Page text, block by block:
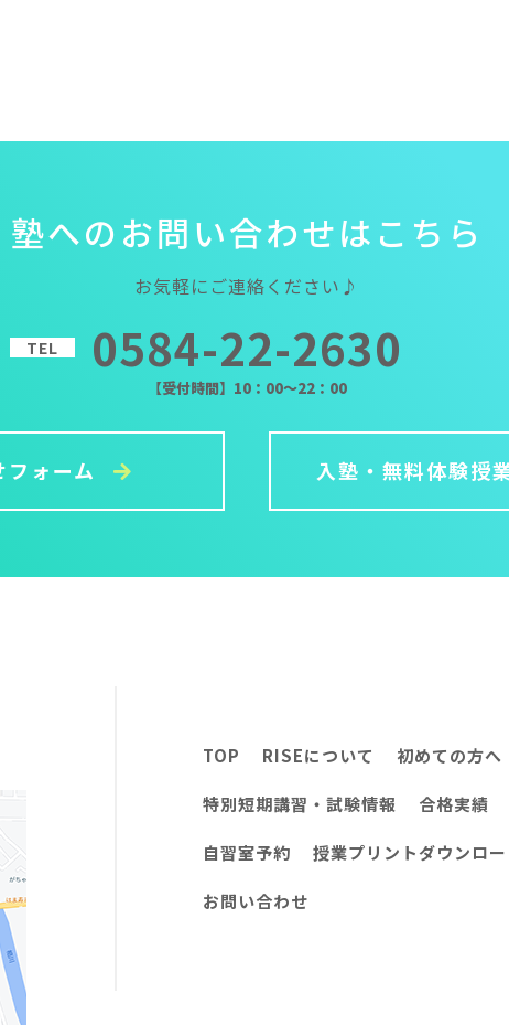
塾へのお問い合わせは こ ち ら
お気軽にご連絡ください♪
TEL 0584-22-2630
【受付時間】10：00～22：00
ォーム 入塾・無料体験授
TOP RISEについて 初めての方へ
特別短期講習・試験情報 合格実績
自習室予約 授業プリントダウンロー
お問い合わせ